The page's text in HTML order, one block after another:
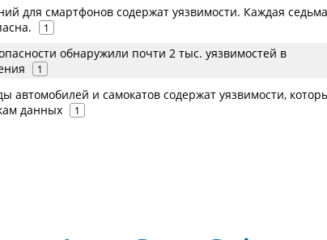
для смартфонов содержат уязвимости. Каждая
1
обнаружили почти 2 тыс. уязвимостей в
1
автомобилей и самокатов содержат уязвимости,
данных
1